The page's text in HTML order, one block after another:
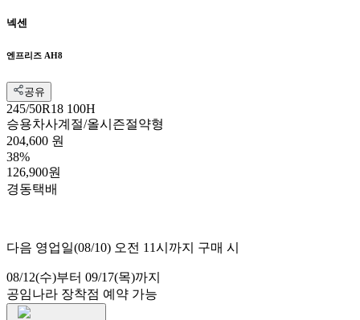
넥센
엔프리즈 AH8
공유
245/50R18 100H
승용차사계절/올시즌절약형
204,600 원
38%
126,900원
경동택배
다음 영업일(08/10) 오전 11시까지 구매 시
08/12(수)부터 09/17(목)까지
공임나라 장착점 예약 가능